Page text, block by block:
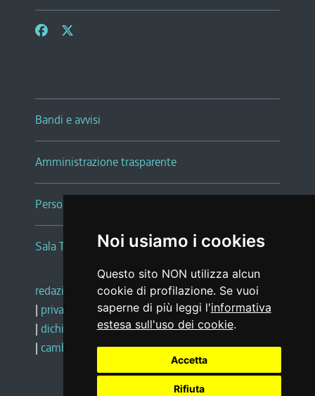
Noi usiamo i cookies
Questo sito NON utilizza alcun
cookie di profilazione. Se vuoi
saperne di più leggi l'informativa
estesa sull'uso dei cookie.
Accetta
Rifiuta
Bandi e avvisi
Amministrazione trasparente
Persone e Uffici
Sala Tiziano Tessitori
redazione web |note legali |glossario
| privacy
social media policy
| dichiarazione di accessibilità |feedback
| cambio preferenze cookie